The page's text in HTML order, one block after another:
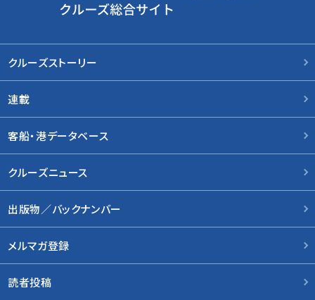
クルーズストーリー
連載
客船・港データベース
クルーズニュース
出版物／バックナンバー
メルマガ登録
読者投稿